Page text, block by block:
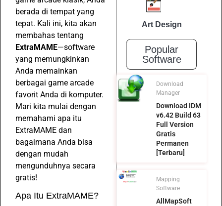
berada di tempat yang
tepat. Kali ini, kita akan
membahas tentang
ExtraMAME—software
yang memungkinkan
Anda memainkan
berbagai game arcade
favorit Anda di komputer.
Mari kita mulai dengan
memahami apa itu
ExtraMAME dan
bagaimana Anda bisa
dengan mudah
mengunduhnya secara
gratis!
Apa Itu ExtraMAME?
Art Design
Popular
Software
Download
Manager
Download IDM
v6.42 Build 63
Full Version
Gratis
Permanen
[Terbaru]
Mapping
Software
AllMapSoft